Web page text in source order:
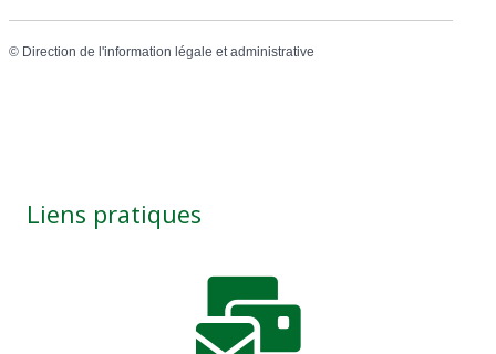
© Direction de l'information légale et administrative
Liens pratiques